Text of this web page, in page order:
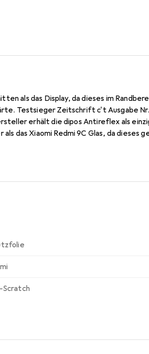
als das Display, da dieses im
Testsieger Zeitschrift c't Ausgabe Nr.
erhält die dipos Antireflex als
das Xiaomi Redmi 9C Glas, da dieses
Silikon Haftschicht verdrängt die Luft
ist für das Xiaomi Redmi 9C optimiert.